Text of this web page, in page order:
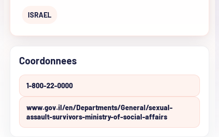
ISRAEL
Coordonnees
1-800-22-0000
www.gov.il/en/Departments/General/sexual-
assault-survivors-ministry-of-social-affairs